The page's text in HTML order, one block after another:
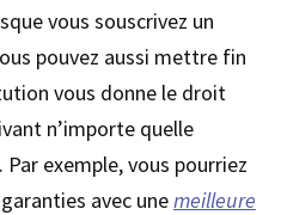
vous souscrivez un
pouvez aussi mettre fin
vous donne le droit
n’importe quelle
exemple, vous pourriez
avec unemeilleure